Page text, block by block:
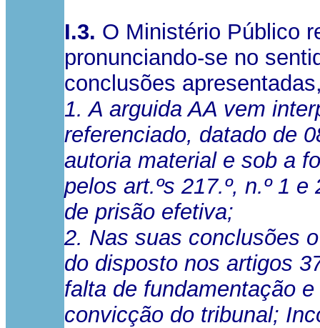
I.3. O Ministério Público
pronunciando-se no
conclusões
1. A arguida AA vem
referenciado, datado de
autoria material e sob a
pelos art.ºs 217.º, n.º 1
de prisão efetiva;
2. Nas suas conclusões
do disposto nos artigos
falta de fundamentação
convicção do tribunal;